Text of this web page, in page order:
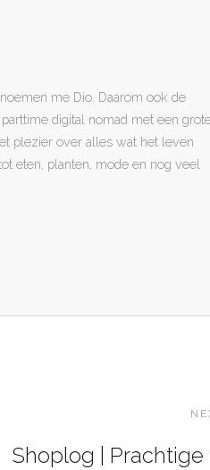
me Dio. Daarom ook de
digital nomad met een
plezier over alles wat het leven
eten, planten, mode en nog veel
Shoplog |